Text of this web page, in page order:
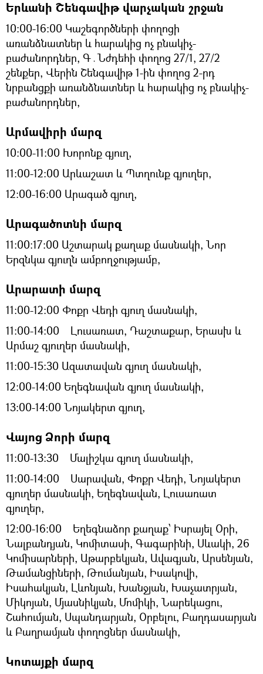
Երևանի Շենգավիթ վարչական շրջան
10:00-16:00 Կաշեգործների փողոցի
առանձնատներ և հարակից ոչ բնակիչ-
բաժանորդներ, Գ․Նժդեհի փողոց 27/1, 27/2
շենքեր, Վերին Շենգավիթ 1-ին փողոց 2-րդ
նրբանցքի առանձնատներ և հարակից ոչ բնակիչ-
բաժանորդներ,
Արմավիրի մարզ
10:00-11:00 Խորոնք գյուղ,
11:00-12:00 Արևաշատ և Պտղունք գյուղեր,
12:00-16:00 Արագած գյուղ,
Արագածոտնի մարզ
11:00:17:00 Աշտարակ քաղաք մասնակի, Նոր
Երզնկա գյուղն ամբողջությամբ,
Արարատի մարզ
11:00-12:00 Փոքր Վեդի գյուղ մասնակի,
11:00-14:00 Լուսառատ, Դաշտաքար, Երասխ և
Արմաշ գյուղեր մասնակի,
11։00-15։30 Ազատավան գյուղ մասնակի,
12:00-14:00 Եղեգնավան գյուղ մասնակի,
13:00-14:00 Նոյակերտ գյուղ,
Վայոց Ձորի մարզ
11:00-13:30 Մալիշկա գյուղ մասնակի,
11:00-14:00 Սարավան, Փոքր Վեդի, Նոյակերտ
գյուղեր մասնակի, Եղեգնավան, Լուսառատ
գյուղեր,
12:00-16:00 Եղեգնաձոր քաղաք՝ Իսրայել Օրի,
Նալբանդյան, Կոմիտասի, Գագարինի, Սևակի, 26
Կոմիսարների, Աթարբեկյան, Ավագյան, Արսենյան,
Թամանցիների, Թումանյան, Իսակովի,
Իսահակյան, Լևոնյան, Խանջյան, Խաչատրյան,
Միկոյան, Մյասնիկյան, Մոմիկի, Նարեկացու,
Շահումյան, Սպանդարյան, Օրբելու, Բաղդասարյան
և Բաղրամյան փողոցներ մասնակի,
Կոտայքի մարզ